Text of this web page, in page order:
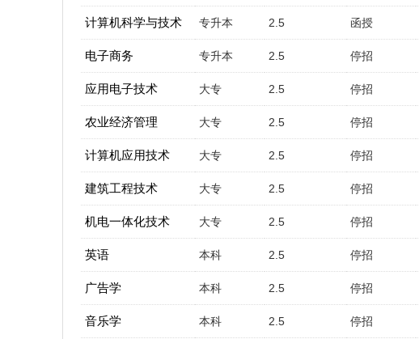
计算机科学与技术 专升本 2.5 函授
电子商务 专升本 2.5 停招
应用电子技术 大专 2.5 停招
农业经济管理 大专 2.5 停招
计算机应用技术 大专 2.5 停招
建筑工程技术 大专 2.5 停招
机电一体化技术 大专 2.5 停招
英语 本科 2.5 停招
广告学 本科 2.5 停招
音乐学 本科 2.5 停招